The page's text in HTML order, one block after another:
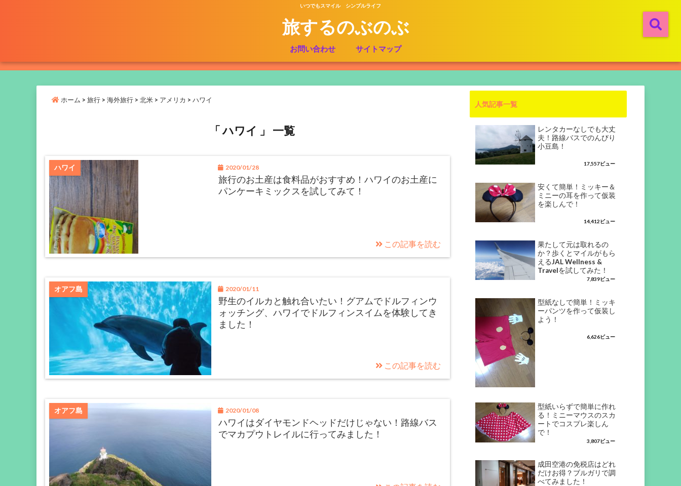
いつでもスマイル シンプルライフ
旅するのぶのぶ
お問い合わせ サイトマップ
ホーム > 旅行 > 海外旅行 > 北米 > アメリカ > ハワイ
「 ハワイ 」 一覧
ハワイ 2020/01/28
旅行のお土産は食料品がおすすめ！ハワイのお土産に
パンケーキミックスを試してみて！
この記事を読む
オアフ島 2020/01/11
野生のイルカと触れ合いたい！グアムでドルフィンウ
ォッチング、ハワイでドルフィンスイムを体験してき
ました！
この記事を読む
オアフ島 2020/01/08
ハワイはダイヤモンドヘッドだけじゃない！路線バス
でマカプウトレイルに行ってみました！
人気記事一覧
レンタカーなしでも大丈
夫！路線バスでのんびり
小豆島！
17,557ビュー
安くて簡単！ミッキー＆
ミニーの耳を作って仮装
を楽しんで！
14,412ビュー
果たして元は取れるの
か？歩くとマイルがもら
えるJAL Wellness &
Travelを試してみた！
7,839ビュー
型紙なしで簡単！ミッキ
ーパンツを作って仮装し
よう！
6,626ビュー
型紙いらずで簡単に作れ
る！ミニーマウスのスカ
ートでコスプレ楽しん
で！
3,807ビュー
成田空港の免税店はどれ
だけお得？ブルガリで調
べてみました！